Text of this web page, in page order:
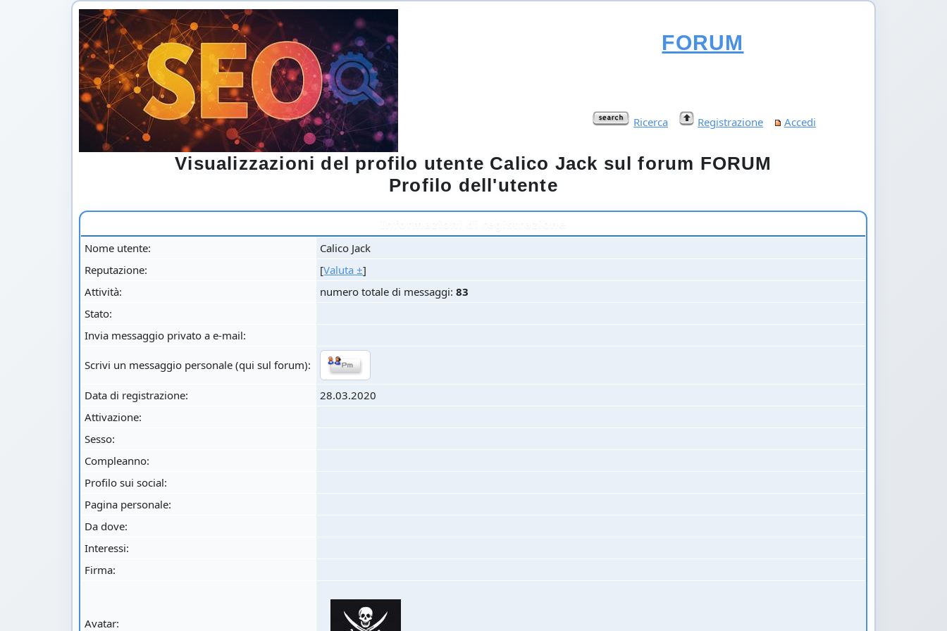
FORUM
Ricerca Registrazione Accedi
Visualizzazioni del profilo utente Calico Jack sul forum FORUM
Profilo dell'utente
Nome utente:
Calico Jack
Reputazione:
[Valuta ±]
Attività:
numero totale di messaggi:83
Stato:
Invia messaggio privato a e-mail:
Scrivi un messaggio personale (qui sul forum):
Data di registrazione:
28.03.2020
Attivazione:
Sesso:
Compleanno:
Profilo sui social:
Pagina personale:
Da dove:
Interessi:
Firma:
Avatar: